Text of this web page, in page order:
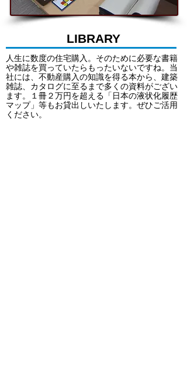
LIBRARY
人生に数度の住宅購入。そのために必要な書籍
や雑誌を買っていたらもったいないですね。当
社には、不動産購入の知識を得る本から、建築
雑誌、カタログに至るまで多くの資料がござい
ます。１冊２万円を超える「日本の液状化履歴
マップ」等もお貸出しいたします。ぜひご活用
ください。